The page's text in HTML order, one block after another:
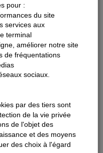
gares impactées par
de remplacement :
pour :
du site
services aux
terminal
améliorer notre site
de fréquentations
sociaux.
par des tiers sont
de la vie privée
de l'objet des
et des moyens
des choix à l'égard